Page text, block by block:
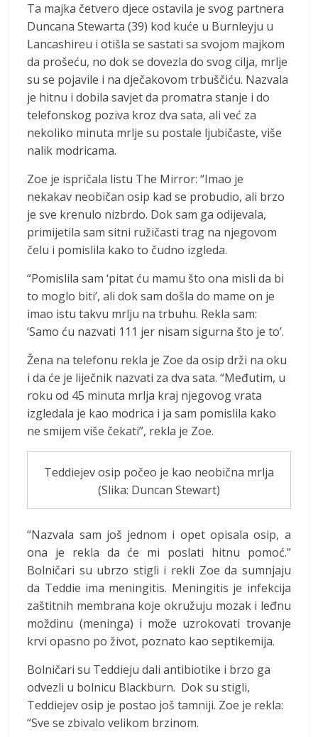
Ta majka četvero djece ostavila je svog partnera
Duncana Stewarta (39) kod kuće u Burnleyju u
Lancashireu i otišla se sastati sa svojom majkom
da prošeću, no dok se dovezla do svog cilja, mrlje
su se pojavile i na dječakovom trbuščiću. Nazvala
je hitnu i dobila savjet da promatra stanje i do
telefonskog poziva kroz dva sata, ali već za
nekoliko minuta mrlje su postale ljubičaste, više
nalik modricama.
Zoe je ispričala listu The Mirror: “Imao je
nekakav neobičan osip kad se probudio, ali brzo
je sve krenulo nizbrdo. Dok sam ga odijevala,
primijetila sam sitni ružičasti trag na njegovom
čelu i pomislila kako to čudno izgleda.
“Pomislila sam ‘pitat ću mamu što ona misli da bi
to moglo biti’, ali dok sam došla do mame on je
imao istu takvu mrlju na trbuhu. Rekla sam:
‘Samo ću nazvati 111 jer nisam sigurna što je to’.
Žena na telefonu rekla je Zoe da osip drži na oku
i da će je liječnik nazvati za dva sata. “Međutim, u
roku od 45 minuta mrlja kraj njegovog vrata
izgledala je kao modrica i ja sam pomislila kako
ne smijem više čekati”, rekla je Zoe.
Teddiejev osip počeo je kao neobična mrlja
(Slika: Duncan Stewart)
“Nazvala sam još jednom i opet opisala osip, a
ona je rekla da će mi poslati hitnu pomoć.”
Bolničari su ubrzo stigli i rekli Zoe da sumnjaju
da Teddie ima meningitis. Meningitis je infekcija
zaštitnih membrana koje okružuju mozak i leđnu
moždinu (meninga) i može uzrokovati trovanje
krvi opasno po život, poznato kao septikemija.
Bolničari su Teddieju dali antibiotike i brzo ga
odvezli u bolnicu Blackburn. Dok su stigli,
Teddiejev osip je postao još tamniji. Zoe je rekla:
“Sve se zbivalo velikom brzinom.